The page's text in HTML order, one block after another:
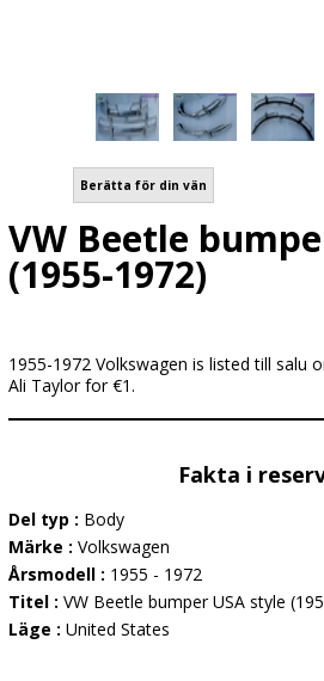
Berätta för din vän
VW Beetle
(1955-1972)
1955-1972 Volkswagen is listed till salu
Ali Taylor for €1.
Fakta i
Del typ : Body
Märke : Volkswagen
Årsmodell : 1955 - 1972
Titel : VW Beetle bumper USA style
Läge : United States